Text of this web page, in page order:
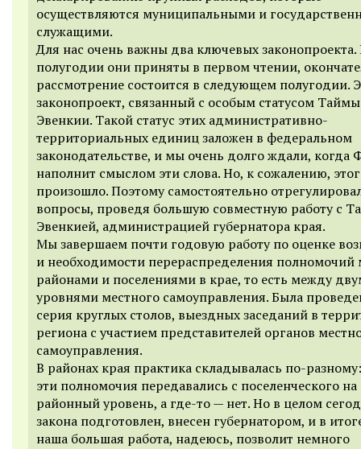
осуществляются муниципальными и
служащими.
Для нас очень важны два ключевых законопроекта.
полугодии они приняты в первом чтении,
рассмотрение состоится в следующем полугодии.
законопроект, связанный с особым статусом
Эвенкии. Такой статус этих административно-
территориальных единиц заложен в федеральном
законодательстве, и мы очень долго ждали, когда
наполнит смыслом эти слова. Но, к сожалению,
произошло. Поэтому самостоятельно
вопросы, проведя большую совместную работу с
Эвенкией, администрацией губернатора края.
Мы завершаем почти годовую работу по оценке
и необходимости перераспределения
районами и поселениями в крае, то есть между
уровнями местного самоуправления. Была
серия круглых столов, выездных заседаний в
региона с участием представителей органов
самоуправления.
В районах края практика складывалась по-
эти полномочия передавались с поселенческого на
районный уровень, а где-то — нет. Но в целом
закона подготовлен, внесен губернатором, и в
наша большая работа, надеюсь, позволит немного